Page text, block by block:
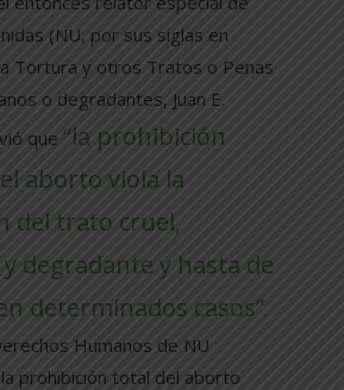
(NU, por sus siglas en
Tortura y otros Tratos o Penas
o degradantes, Juan E.
que “la prohibición
aborto viola la
del trato cruel,
degradante y hasta de
determinados casos”.
Humanos de NU
prohibición total del aborto